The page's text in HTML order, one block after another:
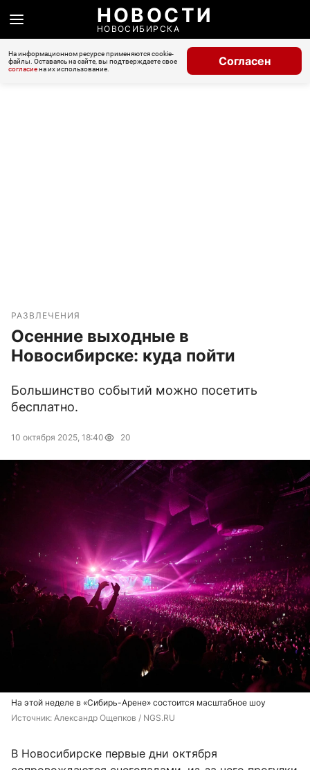
НОВОСТИ
НОВОСИБИРСКА
На информационном ресурсе применяются cookie-
файлы. Оставаясь на сайте, вы подтверждаете свое
согласиена их использование.
Согласен
РАЗВЛЕЧЕНИЯ
Осенние выходные в
Новосибирске: куда пойти
Большинство событий можно посетить
бесплатно.
10 октября 2025, 18:40 20
На этой неделе в «Сибирь-Арене» состоится масштабное шоу
Источник: Александр Ощепков / NGS.RU
В Новосибирске первые дни октября